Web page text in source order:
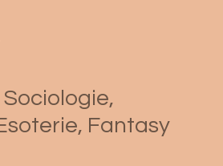
Fantasy